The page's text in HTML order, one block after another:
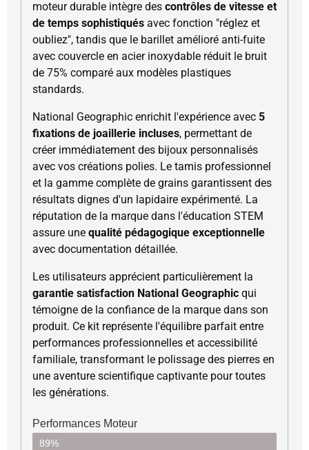
moteur durable intègre des contrôles de vitesse et
de temps sophistiqués avec fonction "réglez et
oubliez", tandis que le barillet amélioré anti-fuite
avec couvercle en acier inoxydable réduit le bruit
de 75% comparé aux modèles plastiques
standards.
National Geographic enrichit l'expérience avec 5
fixations de joaillerie incluses, permettant de
créer immédiatement des bijoux personnalisés
avec vos créations polies. Le tamis professionnel
et la gamme complète de grains garantissent des
résultats dignes d'un lapidaire expérimenté. La
réputation de la marque dans l'éducation STEM
assure une qualité pédagogique exceptionnelle
avec documentation détaillée.
Les utilisateurs apprécient particulièrement la
garantie satisfaction National Geographic qui
témoigne de la confiance de la marque dans son
produit. Ce kit représente l'équilibre parfait entre
performances professionnelles et accessibilité
familiale, transformant le polissage des pierres en
une aventure scientifique captivante pour toutes
les générations.
Performances Moteur
89%